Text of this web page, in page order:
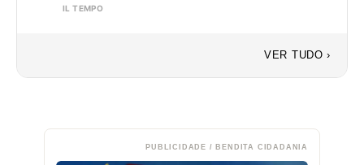
IL TEMPO
VER TUDO ›
PUBLICIDADE / BENDITA CIDADANIA